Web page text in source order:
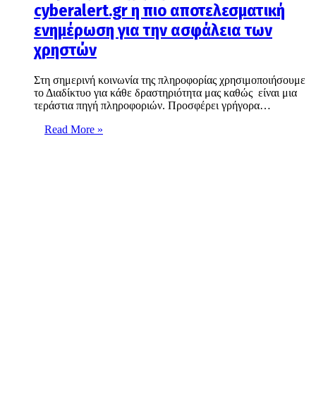
cyberalert.gr η πιο αποτελεσματική
ενημέρωση για την ασφάλεια των
χρηστών
Στη σημερινή κοινωνία της πληροφορίας χρησιμοποιήσουμε
το Διαδίκτυο για κάθε δραστηριότητα μας καθώς είναι μια
τεράστια πηγή πληροφοριών. Προσφέρει γρήγορα…
Read More »